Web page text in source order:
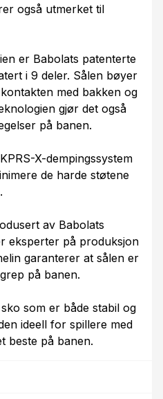
også utmerket til
er Babolats patenterte
i 9 deler. Sålen bøyer
med bakken og
gjør det også
på banen.
X-dempingssystem
de harde støtene
av Babolats
eksperter på produksjon
garanterer at sålen er
på banen.
som er både stabil og
ideell for spillere med
beste på banen.